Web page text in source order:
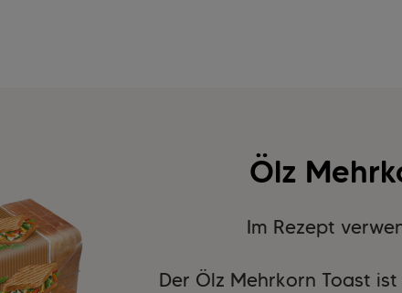
Ölz
Im Rezept
Der Ölz Mehrkorn Toast